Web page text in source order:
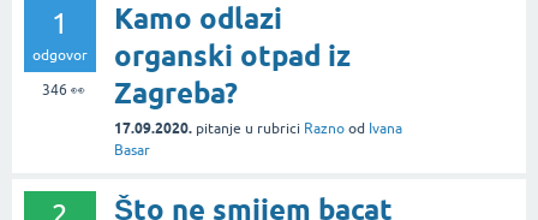
1
odgovor
346 👀
Kamo odlazi
organski otpad iz
Zagreba?
17.09.2020. pitanje u rubrici Razno od Ivana
Basar
Što ne smijem bacat